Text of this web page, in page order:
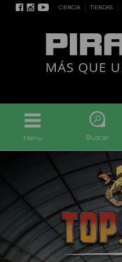
CIENCIA TIENDAS
Menu Buscar